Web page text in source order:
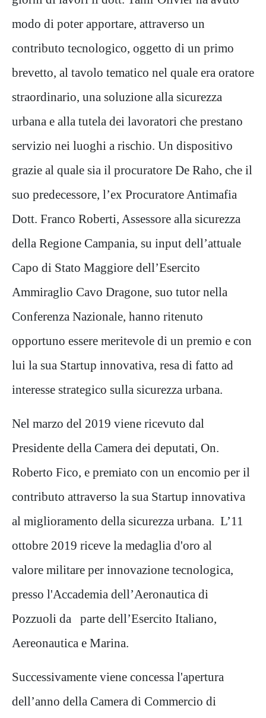
modo di poter apportare, attraverso un
contributo tecnologico, oggetto di un primo
brevetto, al tavolo tematico nel quale era oratore
straordinario, una soluzione alla sicurezza
urbana e alla tutela dei lavoratori che prestano
servizio nei luoghi a rischio. Un dispositivo
grazie al quale sia il procuratore De Raho, che il
suo predecessore, l’ex Procuratore Antimafia
Dott. Franco Roberti, Assessore alla sicurezza
della Regione Campania, su input dell’attuale
Capo di Stato Maggiore dell’Esercito
Ammiraglio Cavo Dragone, suo tutor nella
Conferenza Nazionale, hanno ritenuto
opportuno essere meritevole di un premio e con
lui la sua Startup innovativa, resa di fatto ad
interesse strategico sulla sicurezza urbana.
Nel marzo del 2019 viene ricevuto dal
Presidente della Camera dei deputati, On.
Roberto Fico, e premiato con un encomio per il
contributo attraverso la sua Startup innovativa
al miglioramento della sicurezza urbana. L’11
ottobre 2019 riceve la medaglia d'oro al
valore militare per innovazione tecnologica,
presso l'Accademia dell’Aeronautica di
Pozzuoli da parte dell’Esercito Italiano,
Aereonautica e Marina.
Successivamente viene concessa l'apertura
dell’anno della Camera di Commercio di